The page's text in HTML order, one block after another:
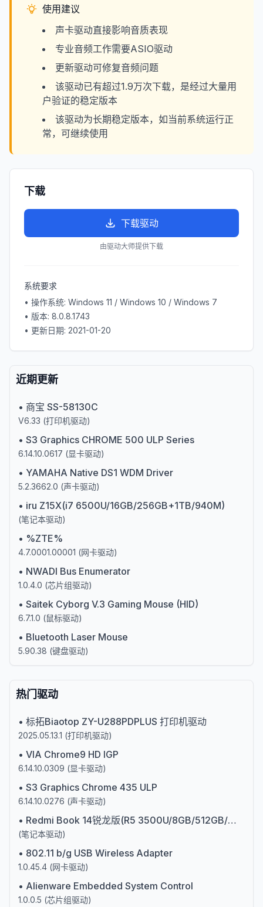
使用建议
声卡驱动直接影响音质表现
专业音频工作需要ASIO驱动
更新驱动可修复音频问题
该驱动已有超过1.9万次下载，是经过大量用
户验证的稳定版本
该驱动为长期稳定版本，如当前系统运行正
常，可继续使用
下载
下载驱动
由驱动大师提供下载
系统要求
• 操作系统: Windows 11 / Windows 10 / Windows 7
• 版本: 8.0.8.1743
• 更新日期: 2021-01-20
近期更新
• 商宝 SS-58130C
V6.33 (打印机驱动)
• S3 Graphics CHROME 500 ULP Series
6.14.10.0617 (显卡驱动)
• YAMAHA Native DS1 WDM Driver
5.2.3662.0 (声卡驱动)
• iru Z15X(i7 6500U/16GB/256GB+1TB/940M)
(笔记本驱动)
• %ZTE%
4.7.0001.00001 (网卡驱动)
• NWADI Bus Enumerator
1.0.4.0 (芯片组驱动)
• Saitek Cyborg V.3 Gaming Mouse (HID)
6.7.1.0 (鼠标驱动)
• Bluetooth Laser Mouse
5.90.38 (键盘驱动)
热门驱动
• 标拓Biaotop ZY-U288PDPLUS 打印机驱动
2025.05.13.1 (打印机驱动)
• VIA Chrome9 HD IGP
6.14.10.0309 (显卡驱动)
• S3 Graphics Chrome 435 ULP
6.14.10.0276 (声卡驱动)
• Redmi Book 14锐龙版(R5 3500U/8GB/512GB/集显)锐龙3000系列R5处理器
(笔记本驱动)
• 802.11 b/g USB Wireless Adapter
1.0.45.4 (网卡驱动)
• Alienware Embedded System Control
1.0.0.5 (芯片组驱动)